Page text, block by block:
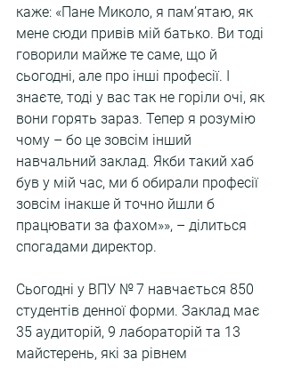
каже: «Пане Миколо, я пам’ятаю, як
мене сюди привів мій батько. Ви тоді
говорили майже те саме, що й
сьогодні, але про інші професії. І
знаєте, тоді у вас так не горіли очі, як
вони горять зараз. Тепер я розумію
чому – бо це зовсім інший
навчальний заклад. Якби такий хаб
був у мій час, ми б обирали професії
зовсім інакше й точно йшли б
працювати за фахом»», – ділиться
спогадами директор.
Сьогодні у ВПУ № 7 навчається 850
студентів денної форми. Заклад має
35 аудиторій, 9 лабораторій та 13
майстерень, які за рівнем